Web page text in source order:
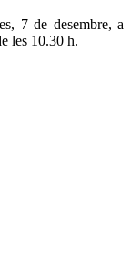
7 de desembre, a
les 10.30 h.